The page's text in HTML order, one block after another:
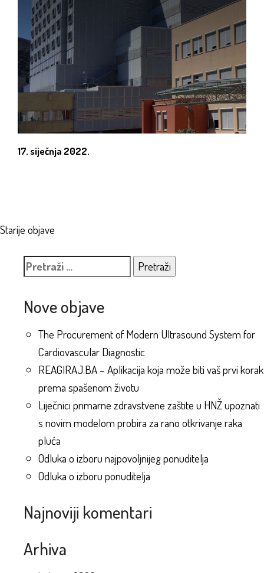
17. siječnja 2022.
Navigacija
objava
Starije objave
Pretraži:
Nove objave
The Procurement of Modern Ultrasound System for
Cardiovascular Diagnostic
REAGIRAJ.BA – Aplikacija koja može biti vaš prvi korak
prema spašenom životu
Liječnici primarne zdravstvene zaštite u HNŽ upoznati
s novim modelom probira za rano otkrivanje raka
pluća
Odluka o izboru najpovoljnijeg ponuditelja
Odluka o izboru ponuditelja
Najnoviji komentari
Arhiva